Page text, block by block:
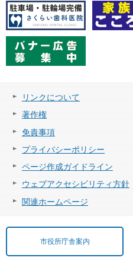
リンクについて
著作権
免責事項
プライバシーポリシー
ページ作成ガイドライン
ウェブアクセシビリティ方針
関連ホームページ
市役所庁舎案内